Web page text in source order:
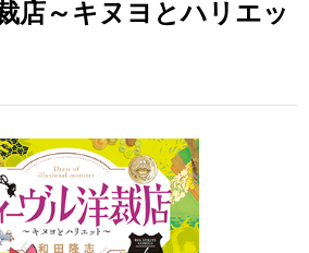
店～キヌヨとハリエッ